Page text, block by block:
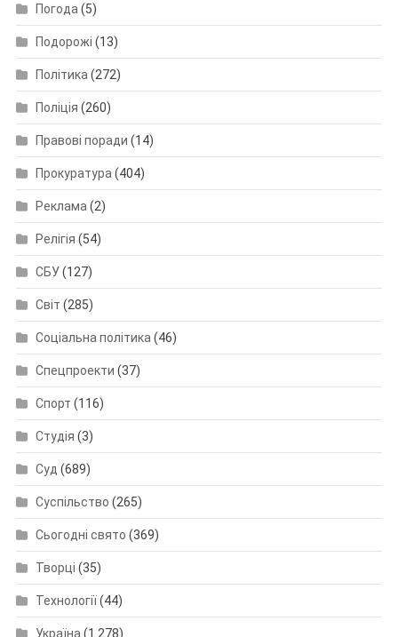
Погода (5)
Подорожі (13)
Політика (272)
Поліція (260)
Правові поради (14)
Прокуратура (404)
Реклама (2)
Релігія (54)
СБУ(127)
Світ (285)
Соціальна політика (46)
Спецпроекти (37)
Спорт (116)
Студія (3)
Суд (689)
Суспільство (265)
Сьогодні свято (369)
Творці (35)
Технології(44)
Україна (1 278)